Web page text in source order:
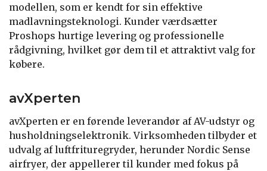
modellen, som er kendt for sin effektive
madlavningsteknologi. Kunder værdsætter
Proshops hurtige levering og professionelle
rådgivning, hvilket gør dem til et attraktivt valg for
købere.
avXperten
avXperten er en førende leverandør af AV-udstyr og
husholdningselektronik. Virksomheden tilbyder et
udvalg af luftfrituregryder, herunder Nordic Sense
airfryer, der appellerer til kunder med fokus på